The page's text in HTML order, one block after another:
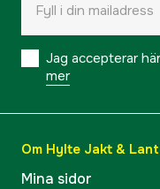
Jag accepterar
mer
Om Hylte Jakt &
Mina sidor